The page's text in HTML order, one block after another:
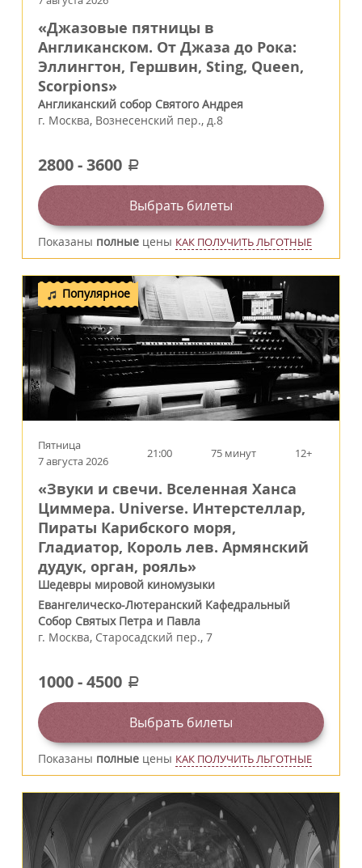
«Джазовые пятницы в
Англиканском. От Джаза до Рока:
Эллингтон, Гершвин, Sting, Queen,
Scorpions»
Англиканский собор Святого Андрея
г. Москва, Вознесенский пер., д.8
2800-3600 a
Выбрать билеты
Показаны полные цены КАК ПОЛУЧИТЬ ЛЬГОТНЫЕ
Популярное
Пятница
7 августа 2026
21:00 75 минут 12+
«Звуки и свечи. Вселенная Ханса
Циммера. Universe. Интерстеллар,
Пираты Карибского моря,
Гладиатор, Король лев. Армянский
дудук, орган, рояль»
Шедевры мировой киномузыки
Евангелическо-Лютеранский Кафедральный
Собор Святых Петра и Павла
г. Москва, Старосадский пер., 7
1000-4500 a
Выбрать билеты
Показаны полные цены КАК ПОЛУЧИТЬ ЛЬГОТНЫЕ